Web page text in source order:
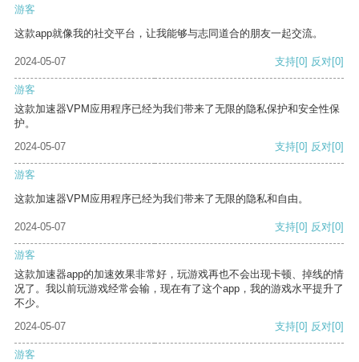
游客
这款app就像我的社交平台，让我能够与志同道合的朋友一起交流。
2024-05-07 支持[0] 反对[0]
游客
这款加速器VPM应用程序已经为我们带来了无限的隐私保护和安全性保
护。
2024-05-07
支持[0] 反对[0]
游客
这款加速器VPM应用程序已经为我们带来了无限的隐私和自由。
2024-05-07 支持[0] 反对[0]
游客
这款加速器app的加速效果非常好，玩游戏再也不会出现卡顿、掉线的情
况了。我以前玩游戏经常会输，现在有了这个app，我的游戏水平提升了
不少。
2024-05-07
支持[0] 反对[0]
游客